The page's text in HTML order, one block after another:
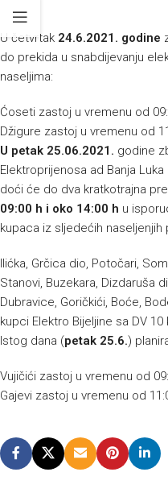
U četvrtak 24.6.2021. godine
do prekida u snabdijevanju
naseljima:
Ćoseti zastoj u vremenu od
Džigure zastoj u vremenu od
U petak 25.06.2021. godine
Elektroprijenosa ad Banja
doći će do dva kratkotrajna
09:00 h i oko 14:00 h u
kupaca iz sljedećih naseljenjih
Ilićka, Grčica dio, Potočari,
Stanovi, Buzekara, Dizdaruša
Dubravice, Goričkići, Boće,
kupci Elektro Bijeljine sa DV 10
Istog dana (petak 25.6.)
Vujičići zastoj u vremenu od
Gajevi zastoj u vremenu od